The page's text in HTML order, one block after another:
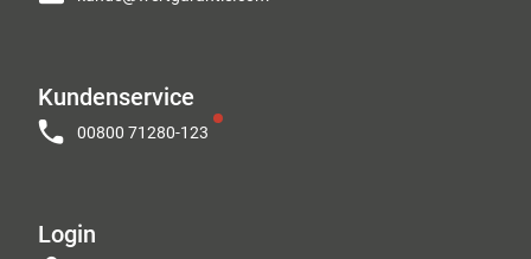
Kundenservice
00800 71280-123
Login